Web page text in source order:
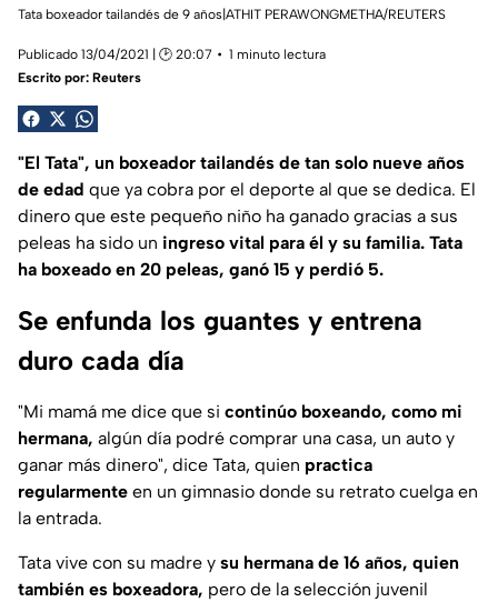
Tata boxeador tailandés de 9 años|ATHIT PERAWONGMETHA/REUTERS
Publicado 13/04/2021 | 🕑 20:07
1 minuto lectura
Escrito por: Reuters
"El Tata", un boxeador tailandés de tan solo nueve años
de edad que ya cobra por el deporte al que se dedica. El
dinero que este pequeño niño ha ganado gracias a sus
peleas ha sido un ingreso vital para él y su familia. Tata
ha boxeado en 20 peleas, ganó 15 y perdió 5.
Se enfunda los guantes y entrena
duro cada día
"Mi mamá me dice que si continúo boxeando, como mi
hermana, algún día podré comprar una casa, un auto y
ganar más dinero", dice Tata, quien practica
regularmente en un gimnasio donde su retrato cuelga en
la entrada.
Tata vive con su madre y su hermana de 16 años, quien
también es boxeadora, pero de la selección juvenil